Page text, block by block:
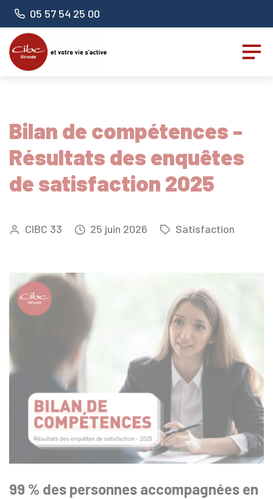
Numéro de téléphone :
05 57 54 25 00
Bilan de compétences -
Résultats des enquêtes
de satisfaction 2025
CIBC 33 25 juin 2026 Satisfaction
99 % des personnes accompagnées en
Panneau de gestion des cookies